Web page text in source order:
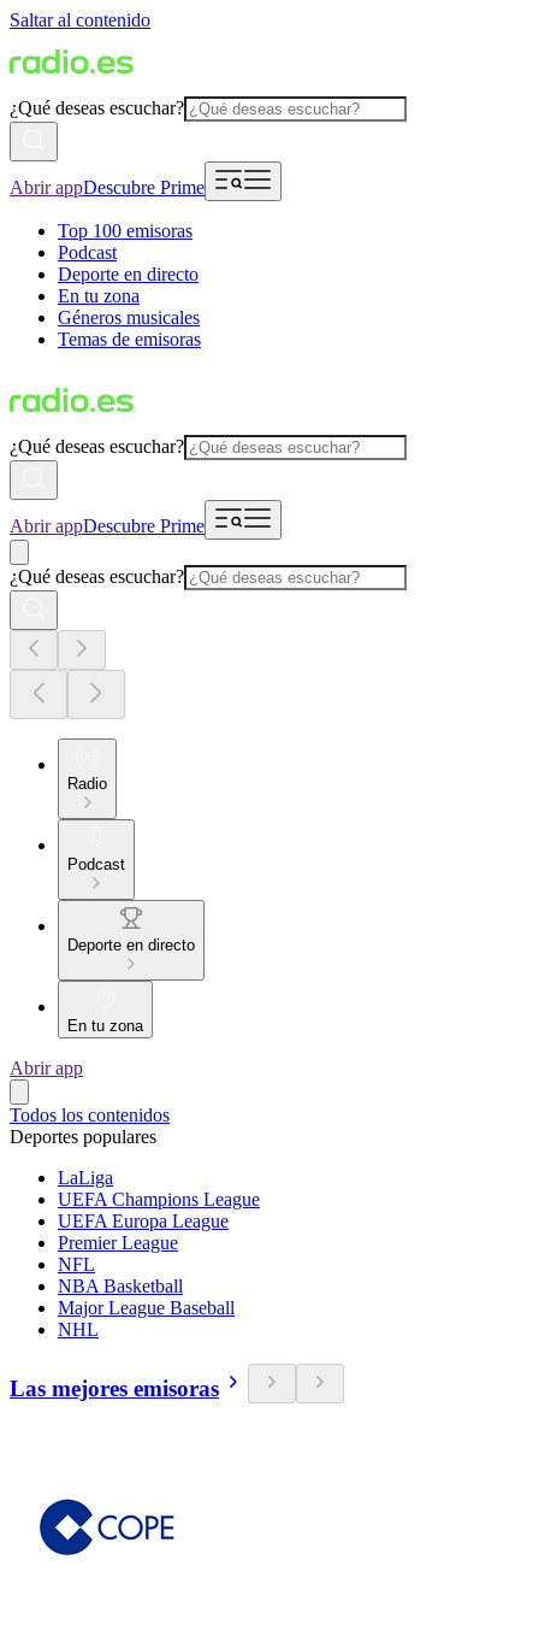
Saltar al contenido
¿Qué deseas escuchar?
Abrir appDescubre Prime
Top 100 emisoras
Podcast
Deporte en directo
En tu zona
Géneros musicales
Temas de emisoras
¿Qué deseas escuchar?
Abrir appDescubre Prime
¿Qué deseas escuchar?
Radio
Podcast
Deporte en directo
En tu zona
Abrir app
Todos los contenidos
Deportes populares
LaLiga
UEFA Champions League
UEFA Europa League
Premier League
NFL
NBA Basketball
Major League Baseball
NHL
Las mejores emisoras